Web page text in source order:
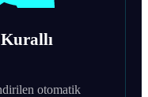
otomatik